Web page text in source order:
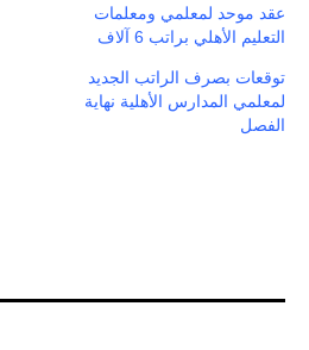
عقد موحد لمعلمي ومعلمات
التعليم الأهلي براتب 6 آلاف
توقعات بصرف الراتب الجديد
لمعلمي المدارس الأهلية نهاية
الفصل